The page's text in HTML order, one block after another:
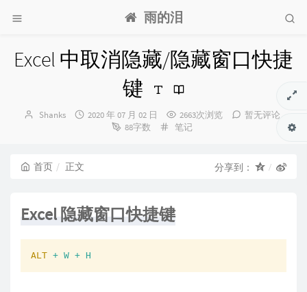
雨的泪
Excel 中取消隐藏/隐藏窗口快捷
键
博
Shanks
发
2020 年 07 月 02 日 2663次浏览
暂无评论
88字数
分
笔记
首页 正文 分享到：
Excel 隐藏窗口快捷键
ALT + W + H